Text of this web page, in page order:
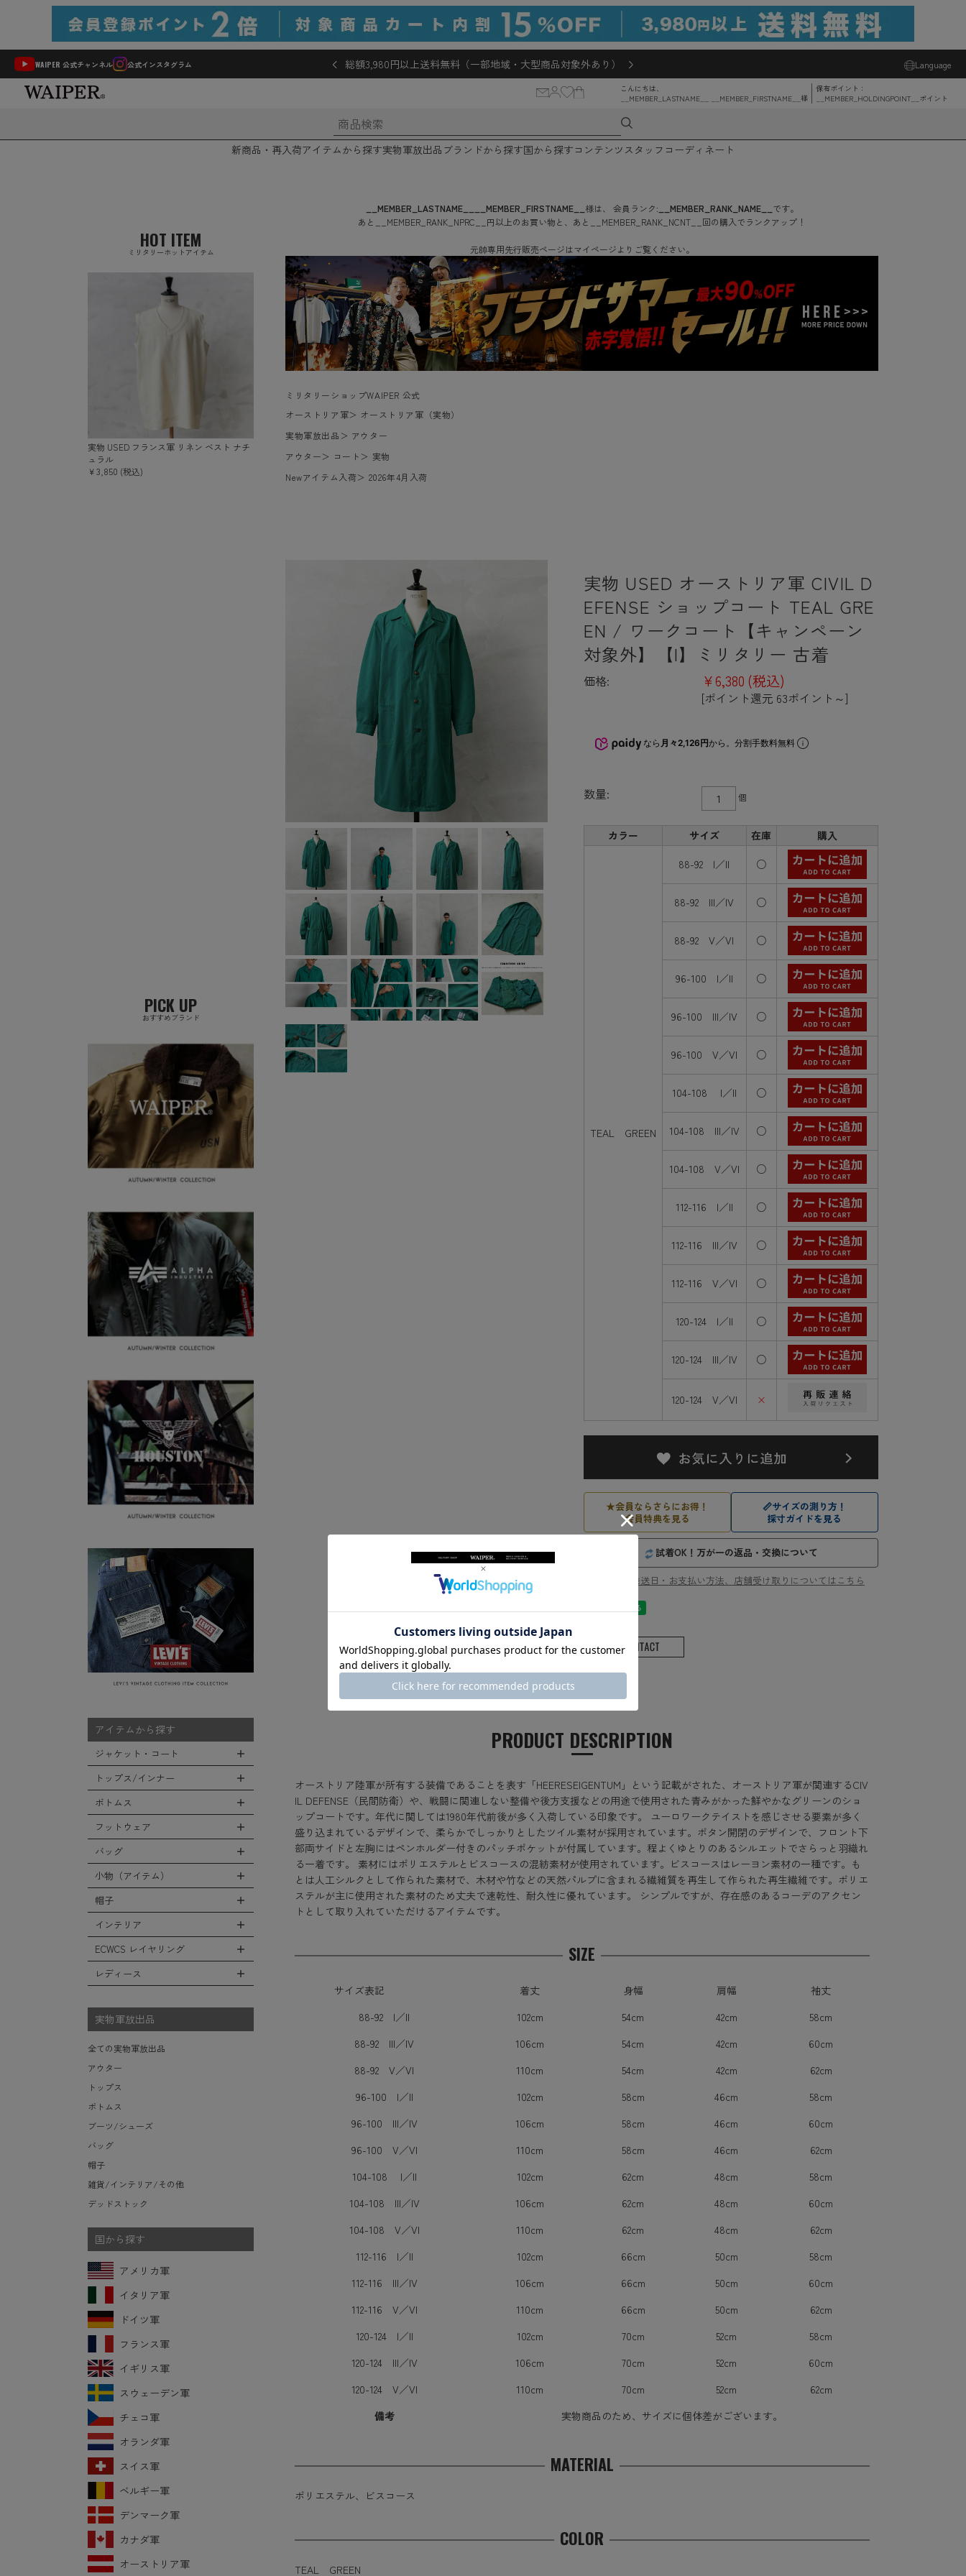
WAIPER 公式チャンネル 公式インスタグラム 総額3,980円以上送料無料（一部地域・大型商品対象外あり） Language
こんにちは、
__MEMBER_LASTNAME__ __MEMBER_FIRSTNAME__ 様
保有ポイント：
__MEMBER_HOLDINGPOINT__
ポイント
新商品・再入荷アイテムから探す実物軍放出品 ブランドから探す国から探す コンテンツ スタッフコーディネート
__MEMBER_LASTNAME__ __MEMBER_FIRSTNAME__ 様は、 会員ランク: __MEMBER_RANK_NAME__ です。
あと
__MEMBER_RANK_NPRC__ 円以上のお買い物と、あと __MEMBER_RANK_NCNT__ 回の購入でランクアップ！
元帥専用先行販売ページはマイページよりご覧ください。
ミリタリーショップWAIPER 公式
オーストリア軍＞ オーストリア軍（実物）
実物軍放出品 ＞ アウター
アウター＞ コート ＞ 実物
Newアイテム入荷＞ 2026年4月入荷
実物 USED オーストリア軍 CIVIL D
EFENSE ショップコート TEAL GRE
EN / ワークコート【キャンペーン
対象外】【I】ミリタリー 古着
価格: ¥6,380 (税込)
[ポイント還元 63ポイント～]
なら 月々2,126円から。分割手数料無料
数量: 個
カラー サイズ 在庫 購入
TEAL GREEN
88-92 I／II ○
88-92 III／IV ○
88-92 V／VI ○
96-100 I／II ○
96-100 III／IV ○
96-100 V／VI ○
104-108 I／II ○
104-108 III／IV ○
104-108 V／VI ○
112-116 I／II ○
112-116 III／IV ○
112-116 V／VI ○
120-124 I／II ○
120-124 III／IV ○
120-124 V／VI ×
★会員ならさらにお得！
会員特典を見る
📏サイズの測り方！
採寸ガイドを見る
試着OK！万が一の返品・交換について
送料・発送日・お支払い方法、店舗受け取りについてはこちら
PRODUCT DESCRIPTION
オーストリア陸軍が所有する装備であることを表す「HEERESEIGENTUM」という記載がされた、オーストリア軍が関連するCIV
IL DEFENSE（民間防衛）や、戦闘に関連しない整備や後方支援などの用途で使用された青みがかった鮮やかなグリーンのショ
ップコートです。年代に関しては1980年代前後が多く入荷している印象です。 ユーロワークテイストを感じさせる要素が多く
盛り込まれているデザインで、柔らかでしっかりとしたツイル素材が採用されています。ボタン開閉のデザインで、フロント下
部両サイドと左胸にはペンホルダー付きのパッチポケットが付属しています。程よくゆとりのあるシルエットでさらっと羽織れ
る一着です。 素材にはポリエステルとビスコースの混紡素材が使用されています。ビスコースはレーヨン素材の一種です。も
とは人工シルクとして作られた素材で、木材や竹などの天然パルプに含まれる繊維質を再生して作られた再生繊維です。ポリエ
ステルが主に使用された素材のため丈夫で速乾性、耐久性に優れています。 シンプルですが、存在感のあるコーデのアクセン
トとして取り入れていただけるアイテムです。
SIZE
サイズ表記 着丈 身幅 肩幅
袖丈
88-92 I／II
102cm 54cm 42cm
58cm
88-92 III／IV
106cm 54cm 42cm
60cm
88-92 V／VI
110cm 54cm 42cm
62cm
96-100 I／II
102cm 58cm 46cm
58cm
96-100 III／IV
106cm 58cm 46cm
60cm
96-100 V／VI
110cm 58cm 46cm
62cm
104-108 I／II
102cm 62cm 48cm
58cm
104-108 III／IV
106cm 62cm 48cm
60cm
104-108 V／VI
110cm 62cm 48cm
62cm
112-116 I／II
102cm 66cm 50cm
58cm
112-116 III／IV
106cm 66cm 50cm
60cm
112-116 V／VI
110cm 66cm 50cm
62cm
120-124 I／II
102cm 70cm 52cm
58cm
120-124 III／IV
106cm 70cm 52cm
60cm
120-124 V／VI
110cm 70cm 52cm
62cm
備考
実物商品のため、サイズに個体差がございます。
MATERIAL
ポリエステル、ビスコース
COLOR
TEAL GREEN
HOT ITEM
ミリタリーホットアイテム
実物 USED フランス軍 リネン ベスト ナチ
ュラル
￥3,850 (税込)
PICK UP
おすすめブランド
アイテムから探す
ジャケット・コート
全てのジャケット・コート
LEVEL7
フライトジャケット
M-65ジャケット
タンカースジャケット
コート
フリースジャケット
レザーアウター
ジャケットライナー
モッズコート
トップス/インナー
全てのトップス/インナー
Tシャツ
シャツ
スウェット/パーカー
セーター/カーディガン
ベスト
タンクトップ
ボトムス
全てのボトムス
カーゴパンツ
デニムパンツ
チノ，ワークパンツ
ファティーグパンツ
ナイロンパンツ
スウェットパンツ
ショートパンツ
アンダー（下着）
フットウェア
全てのフットウェア
ブーツ
シューズ・スニーカー
サンダル
レインシューズ・ブーツ
ソックス/靴下
バッグ
全てのバッグ
リュックサック
ショルダーバッグ
ヘルメットバッグ
トートバッグ
ダッフルバッグ
ボストンバッグ
ポーチ/ケース/etc
スーツケース/キャリーバッグ
ビジネスバッグ
小物（アイテム）
全ての小物（アイテム）
グローブ（手袋）
防寒物（ネックウォーマーetc）
傘/ポンチョ
ミリタリーウォッチ
サングラス・ゴーグル
帽子
全ての帽子
キャップ
ハット
ニット帽（ビーニー）
ベレー帽
ハンチング
キャスケット
その他
インテリア
全てのインテリア
デスク、椅子、家具
ボックス/ガソリン缶/etc
生地・テントシェル
ECWCS レイヤリング
全てのECWCS
ミッドベースレイヤー Level.2
ウィンドレイヤー Level.4
ソフトシェルレイヤー Level.5
ハードシェルレイヤー Level.6
アウターレイヤー Level.7
レディース
実物軍放出品
全ての実物軍放出品
アウター
トップス
ボトムス
ブーツ/シューズ
バッグ
帽子
雑貨/インテリア/その他
デッドストック
国から探す
アメリカ軍
イタリア軍
ドイツ軍
フランス軍
イギリス軍
スウェーデン軍
チェコ軍
オランダ軍
スイス軍
ベルギー軍
デンマーク軍
カナダ軍
オーストリア軍